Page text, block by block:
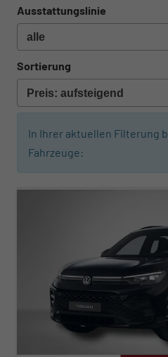
Ausstattungslinie
Sortierung
In Ihrer aktuellen Filterung
Fahrzeuge:
ab 442,– € mtl.